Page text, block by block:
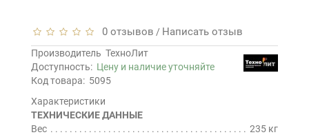
0 отзывов / Написать отзыв
Производитель ТехноЛит
Доступность: Цену и наличие уточняйте
Код товара: 5095
Характеристики
ТЕХНИЧЕСКИЕ ДАННЫЕ
Вес
235 кг